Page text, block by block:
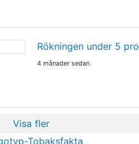
Rökningen under 5
4 månader sedan
Visa fler